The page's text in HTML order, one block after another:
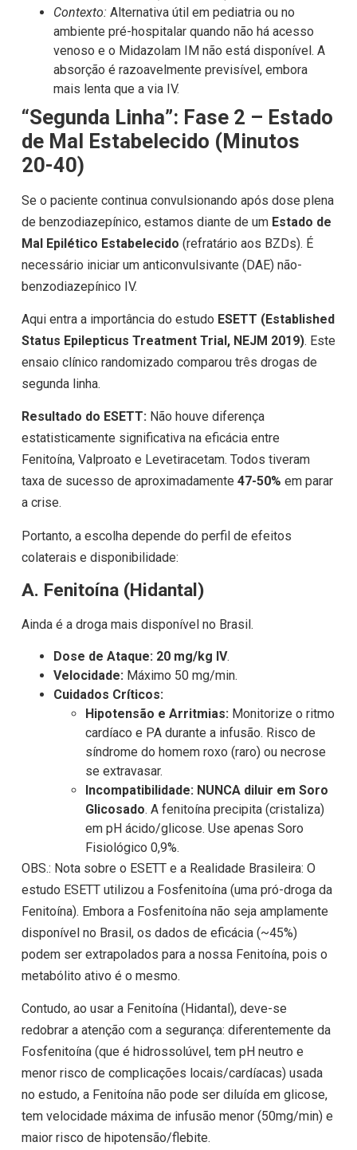
Contexto: Alternativa útil em pediatria ou no
ambiente pré-hospitalar quando não há acesso
venoso e o Midazolam IM não está disponível. A
absorção é razoavelmente previsível, embora
mais lenta que a via IV.
“Segunda Linha”: Fase 2 – Estado
de Mal Estabelecido (Minutos
20-40)
Se o paciente continua convulsionando após dose plena
de benzodiazepínico, estamos diante de um Estado de
Mal Epilético Estabelecido (refratário aos BZDs). É
necessário iniciar um anticonvulsivante (DAE) não-
benzodiazepínico IV.
Aqui entra a importância do estudo ESETT (Established
Status Epilepticus Treatment Trial, NEJM 2019). Este
ensaio clínico randomizado comparou três drogas de
segunda linha.
Resultado do ESETT:Não houve diferença
estatisticamente significativa na eficácia entre
Fenitoína, Valproato e Levetiracetam. Todos tiveram
taxa de sucesso de aproximadamente 47-50% em parar
a crise.
Portanto, a escolha depende do perfil de efeitos
colaterais e disponibilidade:
A. Fenitoína (Hidantal)
Ainda é a droga mais disponível no Brasil.
Dose de Ataque: 20 mg/kg IV.
Velocidade: Máximo 50 mg/min.
Cuidados Críticos:
Hipotensão e Arritmias: Monitorize o ritmo
cardíaco e PA durante a infusão. Risco de
síndrome do homem roxo (raro) ou necrose
se extravasar.
Incompatibilidade: NUNCA diluir em Soro
Glicosado. A fenitoína precipita (cristaliza)
em pH ácido/glicose. Use apenas Soro
Fisiológico 0,9%.
OBS.: Nota sobre o ESETT e a Realidade Brasileira: O
estudo ESETT utilizou a Fosfenitoína (uma pró-droga da
Fenitoína). Embora a Fosfenitoína não seja amplamente
disponível no Brasil, os dados de eficácia (~45%)
podem ser extrapolados para a nossa Fenitoína, pois o
metabólito ativo é o mesmo.
Contudo, ao usar a Fenitoína (Hidantal), deve-se
redobrar a atenção com a segurança: diferentemente da
Fosfenitoína (que é hidrossolúvel, tem pH neutro e
menor risco de complicações locais/cardíacas) usada
no estudo, a Fenitoína não pode ser diluída em glicose,
tem velocidade máxima de infusão menor (50mg/min) e
maior risco de hipotensão/flebite.